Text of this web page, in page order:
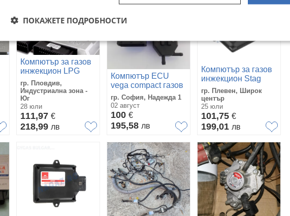
Компютър за газов
инжекцион LPG
TECH цени от
220лв. gazov
injekcion
гр. Пловдив,
Индустриална зона -
Юг
28 юли
111,97 €
218,99 лв
Компютър ECU
vega compact газов
инжекцион
гр. София, Надежда 1
02 август
100 €
195,58 лв
Компютър за газов
инжекцион Stag
QBox Basic/PLUS
гр. Плевен, Широк
център
25 юли
101,75 €
199,01 лв
ПОКАЖЕТЕ ПОДРОБНОСТИ